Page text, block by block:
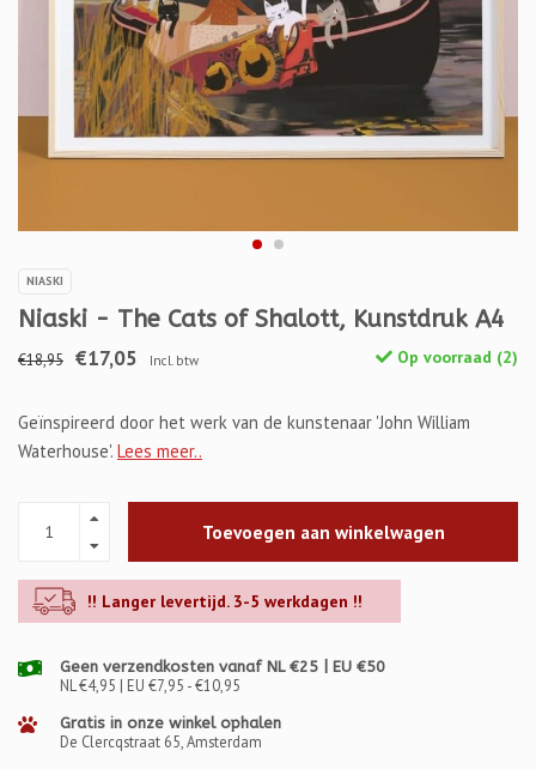
NIASKI
Niaski - The Cats of Shalott, Kunstdruk A4
€18,95 €17,05 Incl. btw Op voorraad (2)
Geïnspireerd door het werk van de kunstenaar 'John William
Waterhouse'. Lees meer..
Toevoegen aan winkelwagen
!! Langer levertijd. 3-5 werkdagen !!
Geen verzendkosten vanaf NL €25 | EU €50
NL €4,95 | EU €7,95 - €10,95
Gratis in onze winkel ophalen
De Clercqstraat 65, Amsterdam